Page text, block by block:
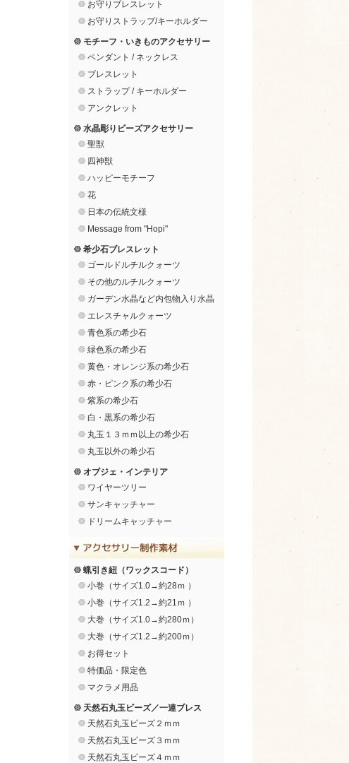
お守りブレスレット
お守りストラップ/キーホルダー
モチーフ・いきものアクセサリー
ペンダント / ネックレス
ブレスレット
ストラップ / キーホルダー
アンクレット
水晶彫りビーズアクセサリー
聖獣
四神獣
ハッピーモチーフ
花
日本の伝統文様
Message from "Hopi"
希少石ブレスレット
ゴールドルチルクォーツ
その他のルチルクォーツ
ガーデン水晶など内包物入り水晶
エレスチャルクォーツ
青色系の希少石
緑色系の希少石
黄色・オレンジ系の希少石
赤・ピンク系の希少石
紫系の希少石
白・黒系の希少石
丸玉１３ｍｍ以上の希少石
丸玉以外の希少石
オブジェ・インテリア
ワイヤーツリー
サンキャッチャー
ドリームキャッチャー
蝋引き紐（ワックスコード）
小巻（サイズ1.0→約28ｍ ）
小巻（サイズ1.2→約21ｍ ）
大巻（サイズ1.0→約280ｍ）
大巻（サイズ1.2→約200ｍ）
お得セット
特価品・限定色
マクラメ用品
天然石丸玉ビーズ／一連ブレス
天然石丸玉ビーズ２ｍｍ
天然石丸玉ビーズ３ｍｍ
天然石丸玉ビーズ４ｍｍ